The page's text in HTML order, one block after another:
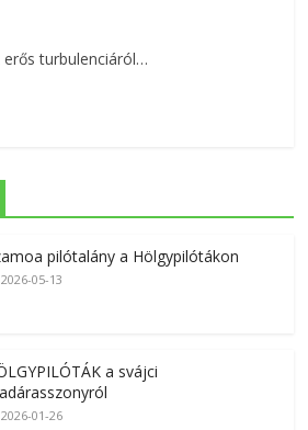
erős turbulenciáról…
pilótalány a Hölgypilótákon
2026-05-13
a svájci
2026-01-26